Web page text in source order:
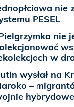
nie
PESEL
nie
w
wysłał na
–